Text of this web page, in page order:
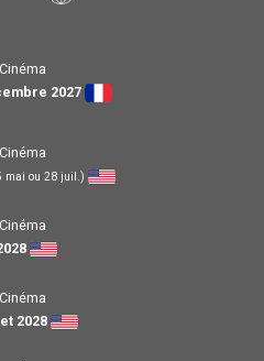
2027
mai ou 28 juil.)
2028